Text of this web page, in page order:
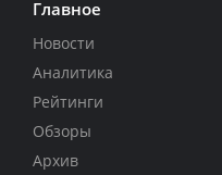
Главное
Новости
Аналитика
Рейтинги
Обзоры
Архив